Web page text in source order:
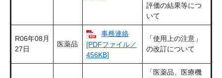
評価の結果等につ
いて
R06年08月
27日
医薬品
事務連絡
[PDFファイル／
456KB]
「使用上の注意」
の改訂について
「医薬品、医療機